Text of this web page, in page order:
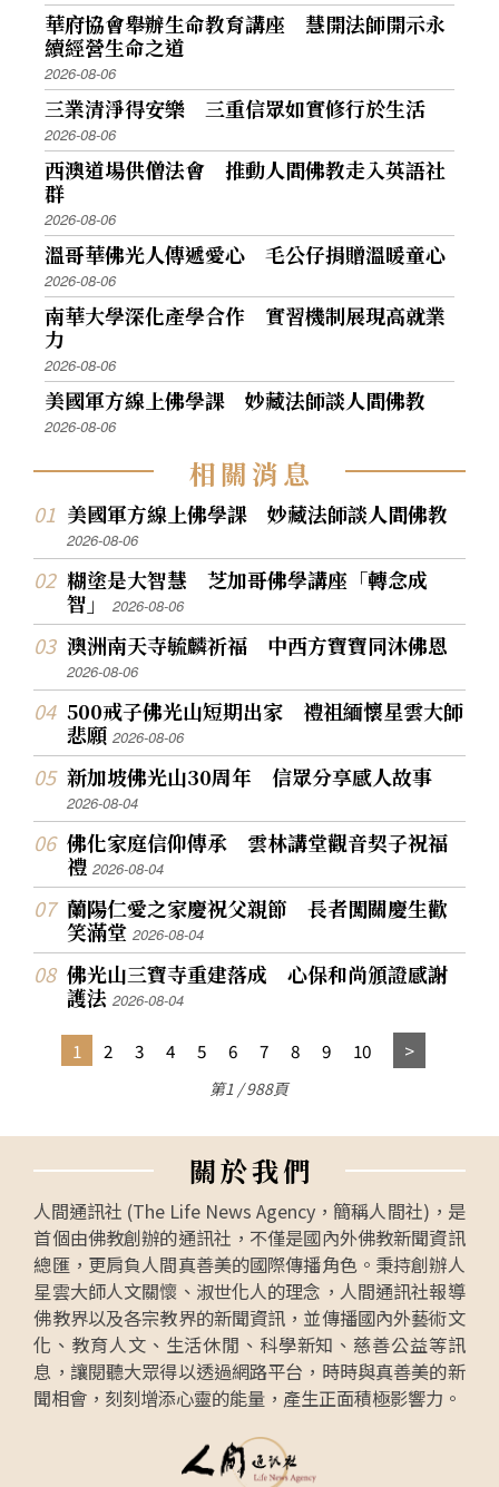
華府協會舉辦生命教育講座 慧開法師開示永
續經營生命之道
2026-08-06
三業清淨得安樂 三重信眾如實修行於生活
2026-08-06
西澳道場供僧法會 推動人間佛教走入英語社
群
2026-08-06
溫哥華佛光人傳遞愛心 毛公仔捐贈溫暖童心
2026-08-06
南華大學深化產學合作 實習機制展現高就業
力
2026-08-06
美國軍方線上佛學課 妙藏法師談人間佛教
2026-08-06
相關消息
美國軍方線上佛學課 妙藏法師談人間佛教
2026-08-06
糊塗是大智慧 芝加哥佛學講座「轉念成
智」2026-08-06
澳洲南天寺毓麟祈福 中西方寶寶同沐佛恩
2026-08-06
500戒子佛光山短期出家 禮祖緬懷星雲大師
悲願2026-08-06
新加坡佛光山30周年 信眾分享感人故事
2026-08-04
佛化家庭信仰傳承 雲林講堂觀音契子祝福
禮2026-08-04
蘭陽仁愛之家慶祝父親節 長者闖關慶生歡
笑滿堂2026-08-04
佛光山三寶寺重建落成 心保和尚頒證感謝
護法2026-08-04
1 2 3 4 5 6 7 8 9 10
第1 / 988頁
關於我們
人間通訊社 (The Life News Agency，簡稱人間社)，是
首個由佛教創辦的通訊社，不僅是國內外佛教新聞資訊
總匯，更肩負人間真善美的國際傳播角色。秉持創辦人
星雲大師人文關懷、淑世化人的理念，人間通訊社報導
佛教界以及各宗教界的新聞資訊，並傳播國內外藝術文
化、教育人文、生活休閒、科學新知、慈善公益等訊
息，讓閱聽大眾得以透過網路平台，時時與真善美的新
聞相會，刻刻增添心靈的能量，產生正面積極影響力。